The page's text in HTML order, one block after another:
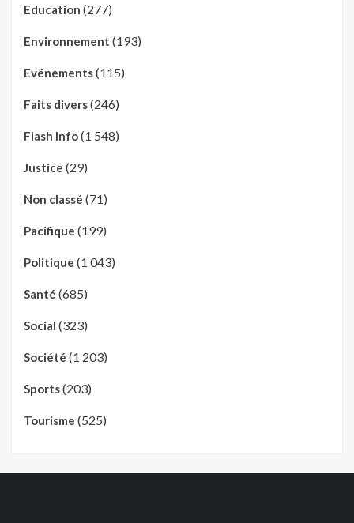
Education (277)
Environnement (193)
Evénements(115)
Faits divers(246)
Flash Info(1 548)
Justice (29)
Non classé (71)
Pacifique (199)
Politique (1 043)
Santé (685)
Social (323)
Société (1 203)
Sports(203)
Tourisme (525)